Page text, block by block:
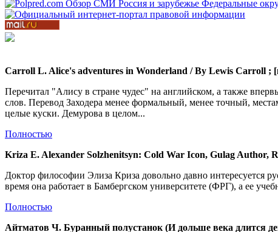
Carroll L. Alice's adventures in Wonderland / By Lewis Carroll
Перечитал "Алису в стране чудес" на английском, а также
слов. Перевод Заходера менее формальный, менее точный,
целые куски. Демурова в целом...
Полностью
Kriza E. Alexander Solzhenitsyn: Cold War Icon, Gulag Author,
Доктор философии Элиза Криза довольно давно интересуется
время она работает в Бамбергском университете (ФРГ), а ее
Полностью
Айтматов Ч. Буранный полустанок (И дольше века длится